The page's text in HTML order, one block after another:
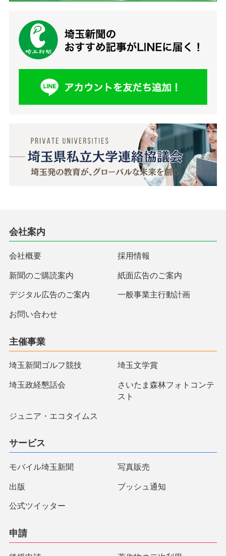
会社案内
会社概要 採用情報
新聞のご購読案内 紙面広告のご案内
デジタル広告のご案内 一般事業主行動計画
お問い合わせ
主催事業
埼玉新聞ゴルフ競技 埼玉文学賞
埼玉政経懇話会
さいたま森林フォトコンテ
スト
ジュニア・エコタイムス
サービス
モバイル埼玉新聞 写真販売
出版 プッシュ通知
公式ツイッター
申請